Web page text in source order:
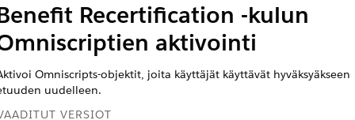
Recertification -kulun
aktivointi
Omniscripts-objektit, joita käyttäjät käyttävät hyväksyäkseen
uudelleen.
VERSIOT